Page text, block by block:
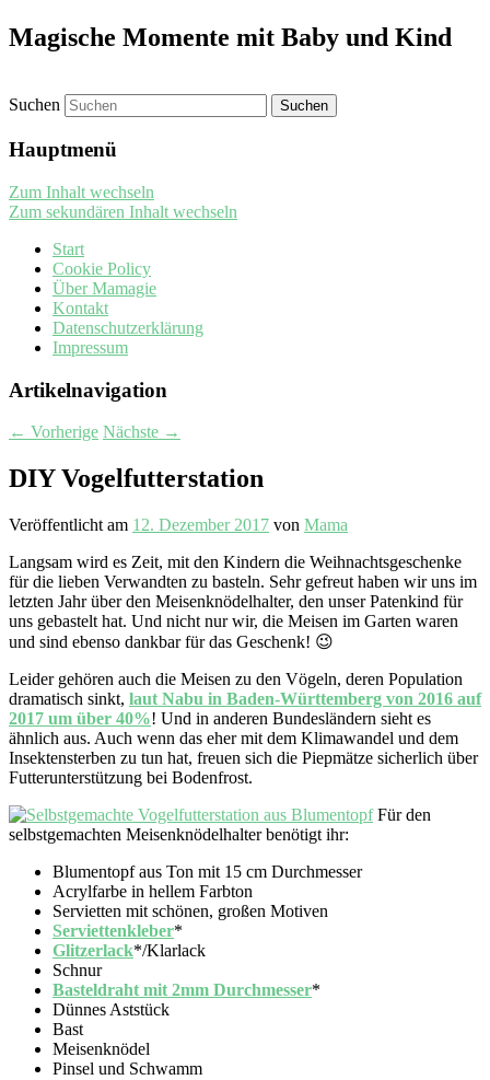
Magische Momente mit Baby und Kind
Suchen
Hauptmenü
Zum Inhalt wechseln
Zum sekundären Inhalt wechseln
Start
Cookie Policy
Über Mamagie
Kontakt
Datenschutzerklärung
Impressum
Artikelnavigation
← Vorherige Nächste →
DIY Vogelfutterstation
Veröffentlicht am 12. Dezember 2017 von Mama
Langsam wird es Zeit, mit den Kindern die Weihnachtsgeschenke
für die lieben Verwandten zu basteln. Sehr gefreut haben wir uns im
letzten Jahr über den Meisenknödelhalter, den unser Patenkind für
uns gebastelt hat. Und nicht nur wir, die Meisen im Garten waren
und sind ebenso dankbar für das Geschenk! 😉
Leider gehören auch die Meisen zu den Vögeln, deren Population
dramatisch sinkt, laut Nabu in Baden-Württemberg von 2016 auf
2017 um über 40%! Und in anderen Bundesländern sieht es
ähnlich aus. Auch wenn das eher mit dem Klimawandel und dem
Insektensterben zu tun hat, freuen sich die Piepmätze sicherlich über
Futterunterstützung bei Bodenfrost.
Für den
selbstgemachten Meisenknödelhalter benötigt ihr:
Blumentopf aus Ton mit 15 cm Durchmesser
Acrylfarbe in hellem Farbton
Servietten mit schönen, großen Motiven
Serviettenkleber*
Glitzerlack*/Klarlack
Schnur
Basteldraht mit 2mm Durchmesser*
Dünnes Aststück
Bast
Meisenknödel
Pinsel und Schwamm